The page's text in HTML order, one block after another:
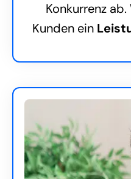
Konkurrenz
Kunden ein